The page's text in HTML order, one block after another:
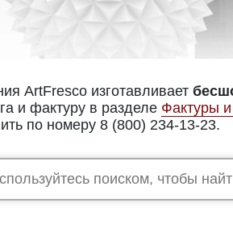
ArtFresco изготавливает
и фактуру в разделе Фактуры
по номеру 8 (800) 234-13-23.